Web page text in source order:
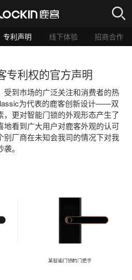
专利声明 线下体验 招商合作
专利权的官方声明
受到市场的广泛关注和消费者的热
为代表的鹿客创新设计——双
，更对智能门锁的外观形态产生了
地看到广大用户对鹿客外观的认可
别厂商在未知会我司的情况下对我
。